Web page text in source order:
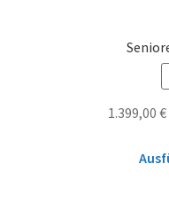
1.399,00 €